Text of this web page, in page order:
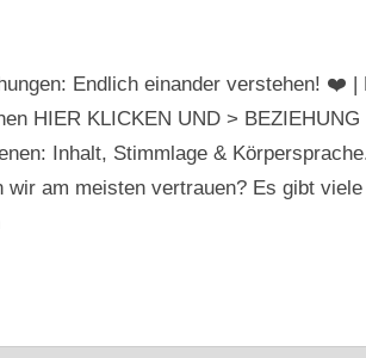
Endlich einander verstehen! ❤️
HIER KLICKEN UND >
Inhalt, Stimmlage &
wir am meisten vertrauen? Es gibt